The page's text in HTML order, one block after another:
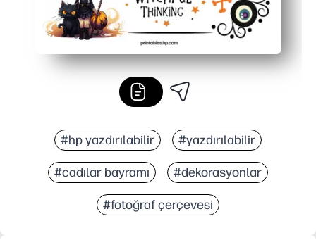
#hp yazdırılabilir #yazdırılabilir
#cadılar bayramı #dekorasyonlar
#fotoğraf çerçevesi